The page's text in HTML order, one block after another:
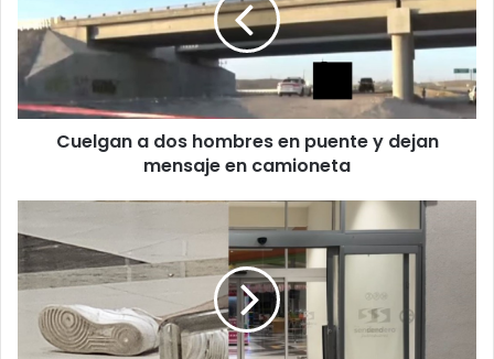
en
puente
y
mensaje
Cuelgan a dos hombres en puente y dejan
mensaje en camioneta
a
una
persona
Plaza
Sendero